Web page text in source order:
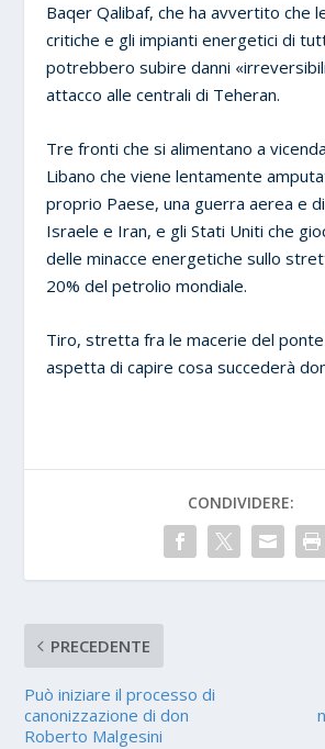
Baqer Qalibaf, che ha avvertito che
critiche e gli impianti energetici di
potrebbero subire danni
attacco alle centrali di Teheran.
Tre fronti che si alimentano a
Libano che viene lentamente
proprio Paese, una guerra aerea e
Israele e Iran, e gli Stati Uniti che
delle minacce energetiche sullo
20% del petrolio mondiale.
Tiro, stretta fra le macerie del
aspetta di capire cosa succederà
CONDIVIDERE:
PRECEDENTE
Può iniziare il processo di
canonizzazione di don
Roberto Malgesini